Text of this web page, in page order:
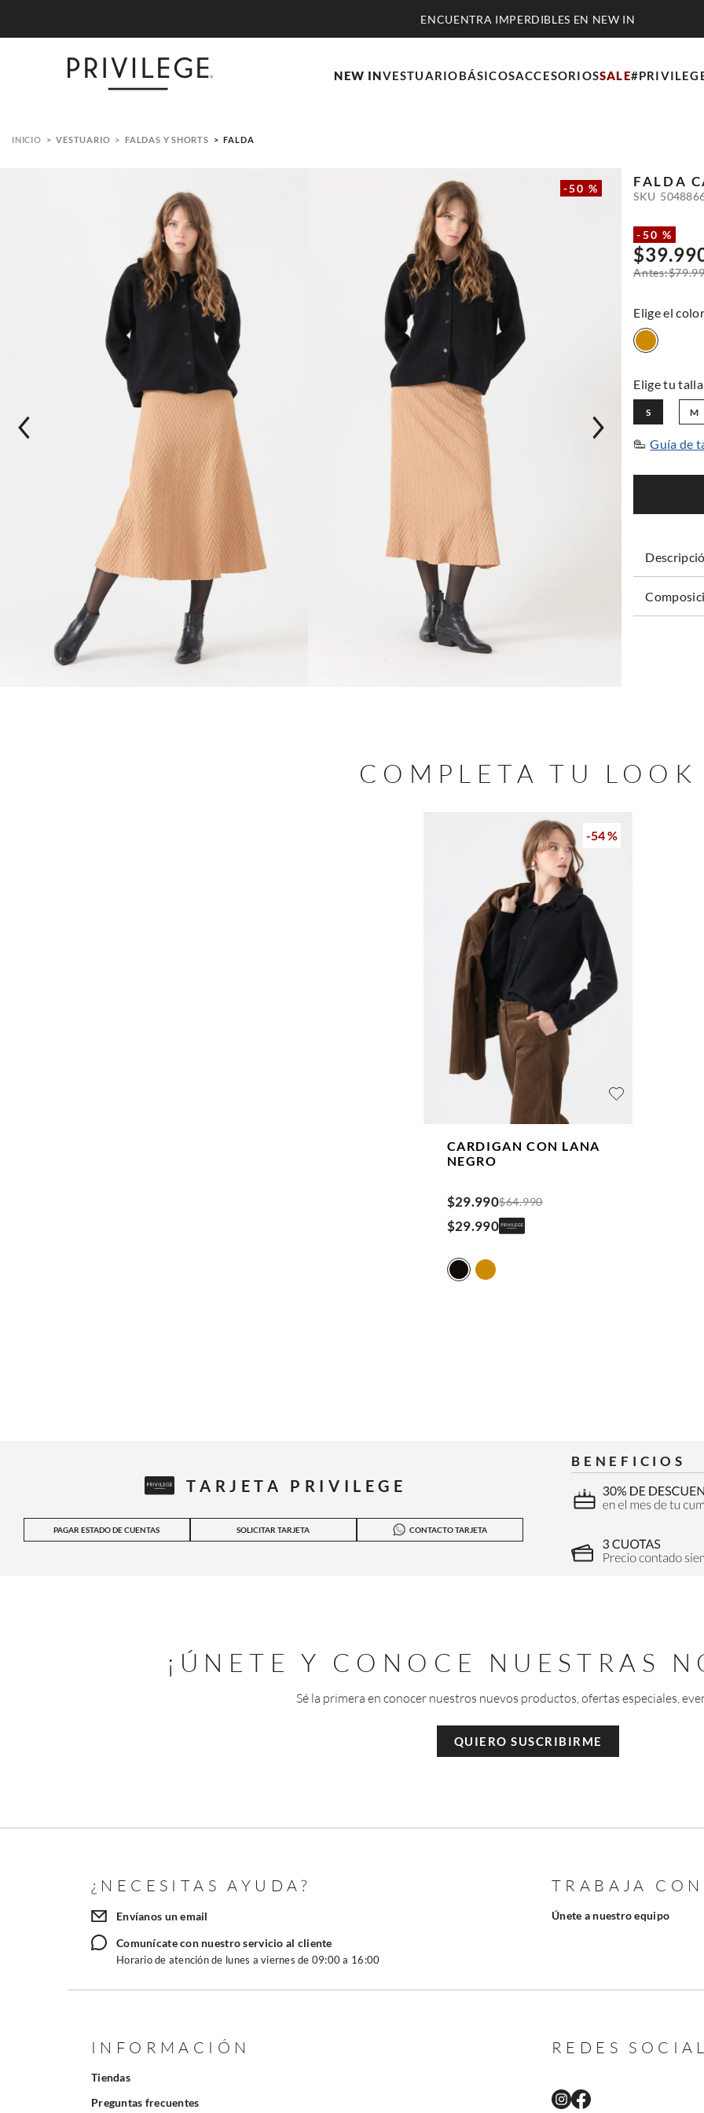
ENCUENTRA IMPERDIBLES EN NEW IN
NEW INVESTUARIOBÁSICOSACCESORIOSSALE
VESTUARIO FALDAS Y SHORTS FALDA
-50 % FALDA
SKU
-50 %
$39.
$79.
M
S
Guía de
COMPLETA TU LOOK
-54 %
CARDIGAN CON LANA
NEGRO
$29.990$64.990
$29.990
TARJETA PRIVILEGE
PAGAR ESTADO DE CUENTAS SOLICITAR TARJETA CONTACTO TARJETA
BENEFICIOS
¡ÚNETE Y CONOCE NUESTRAS
Sé la primera en conocer nuestros nuevos productos, ofertas especiales,
QUIERO SUSCRIBIRME
¿NECESITAS AYUDA?
Envíanos un email
Comunícate con nuestro servicio al cliente
Horario de atención de lunes a viernes de 09:00 a 16:00
TRABAJA
Únete a nuestro equipo
INFORMACIÓN
Tiendas
Preguntas frecuentes
REDES